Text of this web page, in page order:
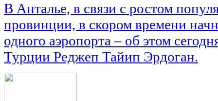
В Анталье, в связи с ростом
провинции, в скором времени
одного аэропорта – об этом
Турции Реджеп Тайип Эрдоган.